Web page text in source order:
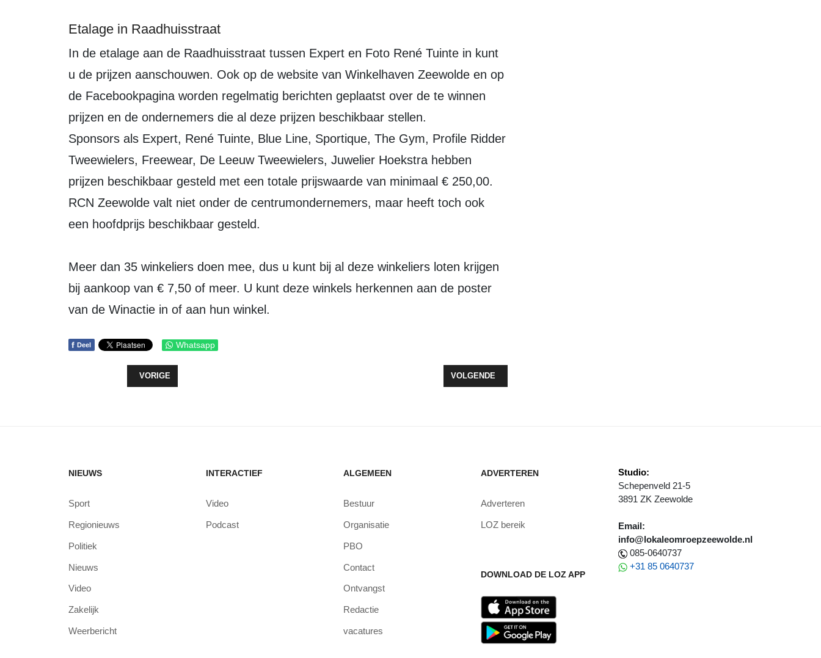
Etalage in Raadhuisstraat
In de etalage aan de Raadhuisstraat tussen Expert en Foto René Tuinte in kunt
u de prijzen aanschouwen. Ook op de website van Winkelhaven Zeewolde en op
de Facebookpagina worden regelmatig berichten geplaatst over de te winnen
prijzen en de ondernemers die al deze prijzen beschikbaar stellen.
Sponsors als Expert, René Tuinte, Blue Line, Sportique, The Gym, Profile Ridder
Tweewielers, Freewear, De Leeuw Tweewielers, Juwelier Hoekstra hebben
prijzen beschikbaar gesteld met een totale prijswaarde van minimaal € 250,00.
RCN Zeewolde valt niet onder de centrumondernemers, maar heeft toch ook
een hoofdprijs beschikbaar gesteld.
Meer dan 35 winkeliers doen mee, dus u kunt bij al deze winkeliers loten krijgen
bij aankoop van € 7,50 of meer. U kunt deze winkels herkennen aan de poster
van de Winactie in of aan hun winkel.
f Deel Whatsapp
VORIG ARTIKEL: EEN KERSTKAARTJE…DAT GUN JE TOCH IEDEREEN?
VORIGE VOLGENDE ARTIKEL: KERSTKAARTEN EN OLIEBOLLEN VOOR MALAWI
VOLGENDE
NIEUWS
Sport
Regionieuws
Politiek
Nieuws
Video
Zakelijk
Weerbericht
INTERACTIEF
Video
Podcast
ALGEMEEN
Bestuur
Organisatie
PBO
Contact
Ontvangst
Redactie
vacatures
ADVERTEREN
Adverteren
LOZ bereik
DOWNLOAD DE LOZ APP
Studio:
Schepenveld 21-5
3891 ZK Zeewolde
Email:
info@lokaleomroepzeewolde.nl
085-0640737
+31 85 0640737